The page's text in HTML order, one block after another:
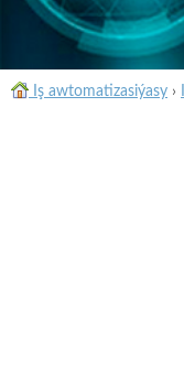
Iş awtomatizasiýasy ›